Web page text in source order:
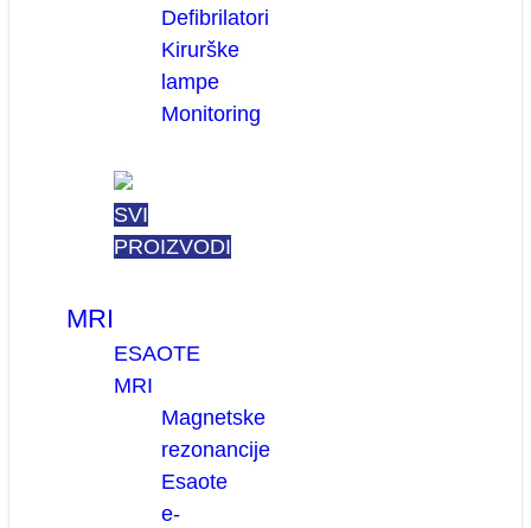
Defibrilatori
Kirurške
lampe
Monitoring
SVI
PROIZVODI
MRI
ESAOTE
MRI
Magnetske
rezonancije
Esaote
e-